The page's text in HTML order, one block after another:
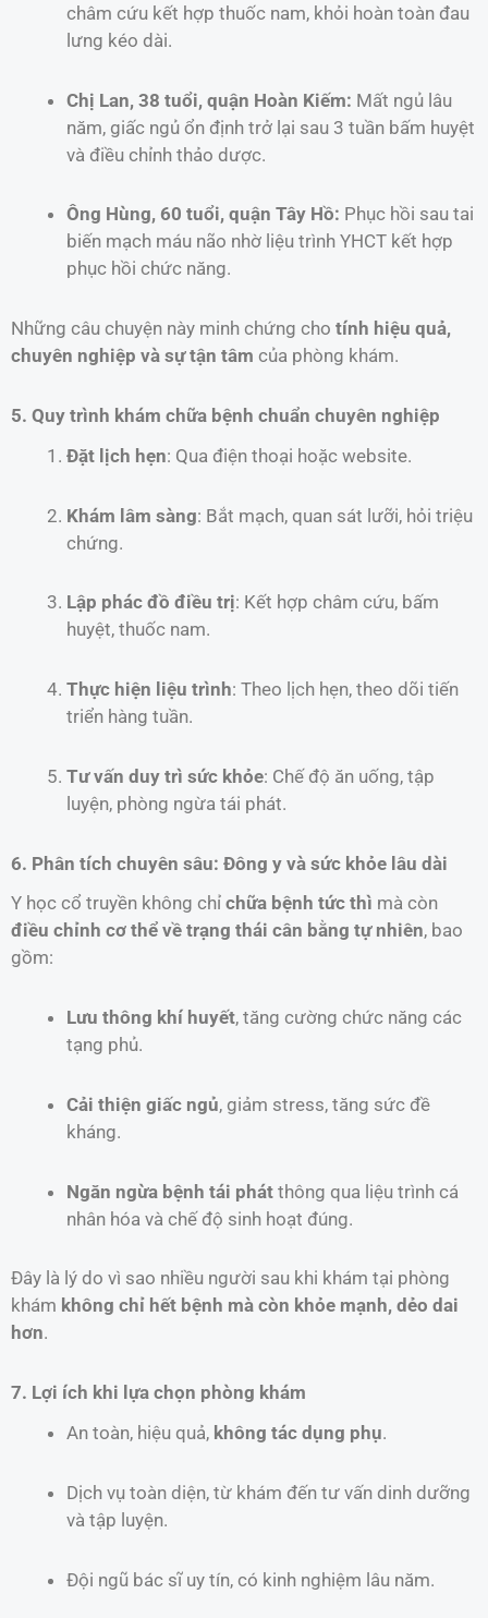
châm cứu kết hợp thuốc nam, khỏi hoàn toàn đau
lưng kéo dài.
Chị Lan, 38 tuổi, quận Hoàn Kiếm: Mất ngủ lâu
năm, giấc ngủ ổn định trở lại sau 3 tuần bấm huyệt
và điều chỉnh thảo dược.
Ông Hùng, 60 tuổi, quận Tây Hồ: Phục hồi sau tai
biến mạch máu não nhờ liệu trình YHCT kết hợp
phục hồi chức năng.
Những câu chuyện này minh chứng cho tính hiệu quả,
chuyên nghiệp và sự tận tâm của phòng khám.
5. Quy trình khám chữa bệnh chuẩn chuyên nghiệp
Đặt lịch hẹn: Qua điện thoại hoặc website.
Khám lâm sàng: Bắt mạch, quan sát lưỡi, hỏi triệu
chứng.
Lập phác đồ điều trị: Kết hợp châm cứu, bấm
huyệt, thuốc nam.
Thực hiện liệu trình: Theo lịch hẹn, theo dõi tiến
triển hàng tuần.
Tư vấn duy trì sức khỏe: Chế độ ăn uống, tập
luyện, phòng ngừa tái phát.
6. Phân tích chuyên sâu: Đông y và sức khỏe lâu dài
Y học cổ truyền không chỉ chữa bệnh tức thì mà còn
điều chỉnh cơ thể về trạng thái cân bằng tự nhiên, bao
gồm:
Lưu thông khí huyết, tăng cường chức năng các
tạng phủ.
Cải thiện giấc ngủ, giảm stress, tăng sức đề
kháng.
Ngăn ngừa bệnh tái phát thông qua liệu trình cá
nhân hóa và chế độ sinh hoạt đúng.
Đây là lý do vì sao nhiều người sau khi khám tại phòng
khám không chỉ hết bệnh mà còn khỏe mạnh, dẻo dai
hơn.
7. Lợi ích khi lựa chọn phòng khám
An toàn, hiệu quả, không tác dụng phụ.
Dịch vụ toàn diện, từ khám đến tư vấn dinh dưỡng
và tập luyện.
Đội ngũ bác sĩ uy tín, có kinh nghiệm lâu năm.